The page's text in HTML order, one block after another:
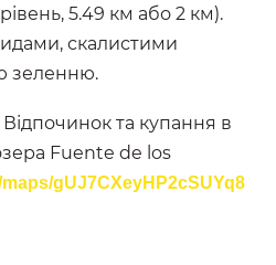
5.49 км або 2 км).
скалистими
зеленню.
Відпочинок та купання в
Fuente de los
gUJ7CXeyHP2cSUYq8